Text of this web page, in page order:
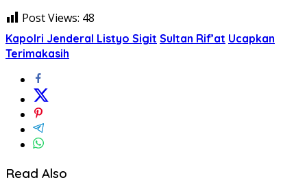
Post Views: 48
Kapolri Jenderal Listyo Sigit Sultan Rif’at Ucapkan
Terimakasih
Read Also